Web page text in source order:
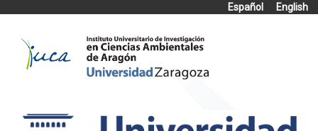
Español
English
content